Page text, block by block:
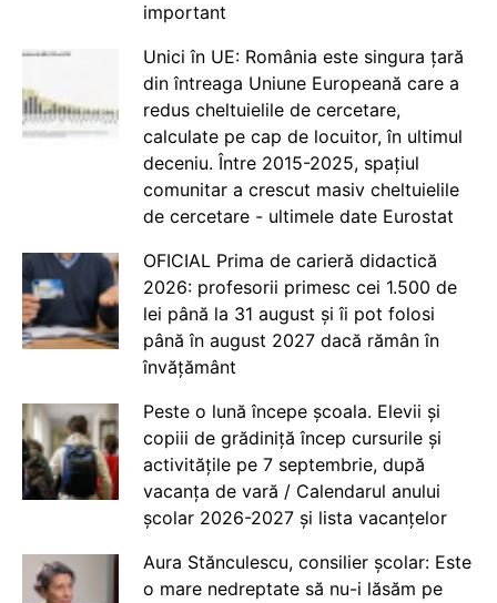
important
Unici în UE: România este singura țară
din întreaga Uniune Europeană care a
redus cheltuielile de cercetare,
calculate pe cap de locuitor, în ultimul
deceniu. Între 2015-2025, spațiul
comunitar a crescut masiv cheltuielile
de cercetare - ultimele date Eurostat
OFICIAL Prima de carieră didactică
2026: profesorii primesc cei 1.500 de
lei până la 31 august și îi pot folosi
până în august 2027 dacă rămân în
învățământ
Peste o lună începe școala. Elevii și
copiii de grădiniță încep cursurile și
activitățile pe 7 septembrie, după
vacanța de vară / Calendarul anului
școlar 2026-2027 și lista vacanțelor
Aura Stănculescu, consilier școlar: Este
o mare nedreptate să nu-i lăsăm pe